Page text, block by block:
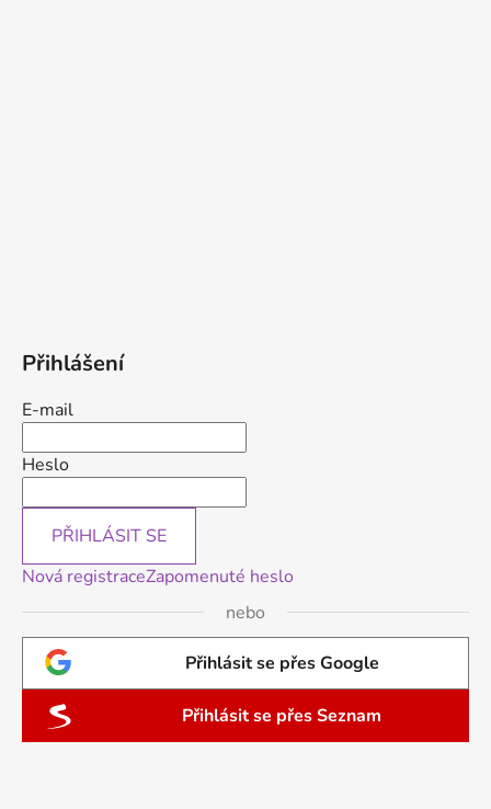
Přihlášení
E-mail
Heslo
PŘIHLÁSIT SE
Nová registraceZapomenuté heslo
nebo
Přihlásit se přes Google
Přihlásit se přes Seznam